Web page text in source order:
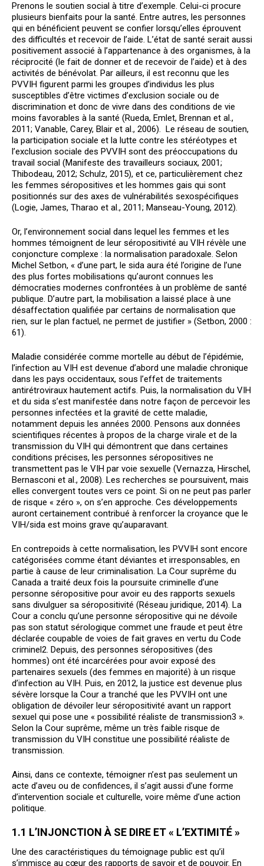
Prenons le soutien social à titre d’exemple. Celui-ci procure
plusieurs bienfaits pour la santé. Entre autres, les personnes
qui en bénéficient peuvent se confier lorsqu’elles éprouvent
des difficultés et recevoir de l’aide. L’état de santé serait aussi
positivement associé à l’appartenance à des organismes, à la
réciprocité (le fait de donner et de recevoir de l’aide) et à des
activités de bénévolat. Par ailleurs, il est reconnu que les
PVVIH figurent parmi les groupes d’individus les plus
susceptibles d’être victimes d’exclusion sociale ou de
discrimination et donc de vivre dans des conditions de vie
moins favorables à la santé (Rueda, Emlet, Brennan et al.,
2011; Vanable, Carey, Blair et al., 2006). Le réseau de soutien,
la participation sociale et la lutte contre les stéréotypes et
l’exclusion sociale des PVVIH sont des préoccupations du
travail social (Manifeste des travailleurs sociaux, 2001;
Thibodeau, 2012; Schulz, 2015), et ce, particulièrement chez
les femmes séropositives et les hommes gais qui sont
positionnés sur des axes de vulnérabilités sexospécifiques
(Logie, James, Tharao et al., 2011; Manseau-Young, 2012).
Or, l’environnement social dans lequel les femmes et les
hommes témoignent de leur séropositivité au VIH révèle une
conjoncture complexe : la normalisation paradoxale. Selon
Michel Setbon, « d’une part, le sida aura été l’origine de l’une
des plus fortes mobilisations qu’auront connues les
démocraties modernes confrontées à un problème de santé
publique. D’autre part, la mobilisation a laissé place à une
désaffectation qualifiée par certains de normalisation que
rien, sur le plan factuel, ne permet de justifier » (Setbon, 2000 :
61).
Maladie considérée comme mortelle au début de l’épidémie,
l’infection au VIH est devenue d’abord une maladie chronique
dans les pays occidentaux, sous l’effet de traitements
antirétroviraux hautement actifs. Puis, la normalisation du VIH
et du sida s’est manifestée dans notre façon de percevoir les
personnes infectées et la gravité de cette maladie,
notamment depuis les années 2000. Pensons aux données
scientifiques récentes à propos de la charge virale et de la
transmission du VIH qui démontrent que dans certaines
conditions précises, les personnes séropositives ne
transmettent pas le VIH par voie sexuelle (Vernazza, Hirschel,
Bernasconi et al., 2008). Les recherches se poursuivent, mais
elles convergent toutes vers ce point. Si on ne peut pas parler
de risque « zéro », on s’en approche. Ces développements
auront certainement contribué à renforcer la croyance que le
VIH/sida est moins grave qu’auparavant.
En contrepoids à cette normalisation, les PVVIH sont encore
catégorisées comme étant déviantes et irresponsables, en
partie à cause de leur criminalisation. La Cour suprême du
Canada a traité deux fois la poursuite criminelle d’une
personne séropositive pour avoir eu des rapports sexuels
sans divulguer sa séropositivité (Réseau juridique, 2014). La
Cour a conclu qu’une personne séropositive qui ne dévoile
pas son statut sérologique commet une fraude et peut être
déclarée coupable de voies de fait graves en vertu du Code
criminel2. Depuis, des personnes séropositives (des
hommes) ont été incarcérées pour avoir exposé des
partenaires sexuels (des femmes en majorité) à un risque
d’infection au VIH. Puis, en 2012, la justice est devenue plus
sévère lorsque la Cour a tranché que les PVVIH ont une
obligation de dévoiler leur séropositivité avant un rapport
sexuel qui pose une « possibilité réaliste de transmission3 ».
Selon la Cour suprême, même un très faible risque de
transmission du VIH constitue une possibilité réaliste de
transmission.
Ainsi, dans ce contexte, témoigner n’est pas seulement un
acte d’aveu ou de confidences, il s’agit aussi d’une forme
d’intervention sociale et culturelle, voire même d’une action
politique.
1.1 L’INJONCTION À SE DIRE ET « L’EXTIMITÉ »
Une des caractéristiques du témoignage public est qu’il
s’immisce au cœur des rapports de savoir et de pouvoir. En